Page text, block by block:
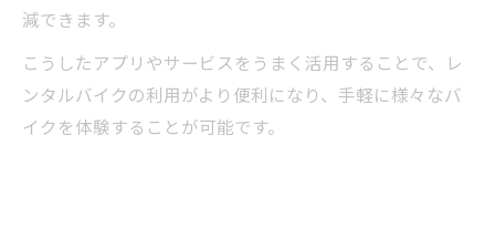
減できます。
こうしたアプリやサービスをうまく活用することで、レ
ンタルバイクの利用がより便利になり、手軽に様々なバ
イクを体験することが可能です。